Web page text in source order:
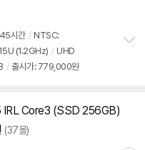
시간 / NTSC:
(1.2GHz) / UHD
/ 출시가: 779,000원
IRL Core3 (SSD 256GB)
(37몰)